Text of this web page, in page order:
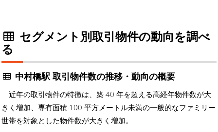
セグメント別取引物件の動向を調べ
る
中村橋駅 取引物件数の推移・動向の概要
近年の取引物件の特徴は、築 40 年を超える高経年物件数が大
きく増加、専有面積 100 平方メートル未満の一般的なファミリー
世帯を対象とした物件数が大きく増加。